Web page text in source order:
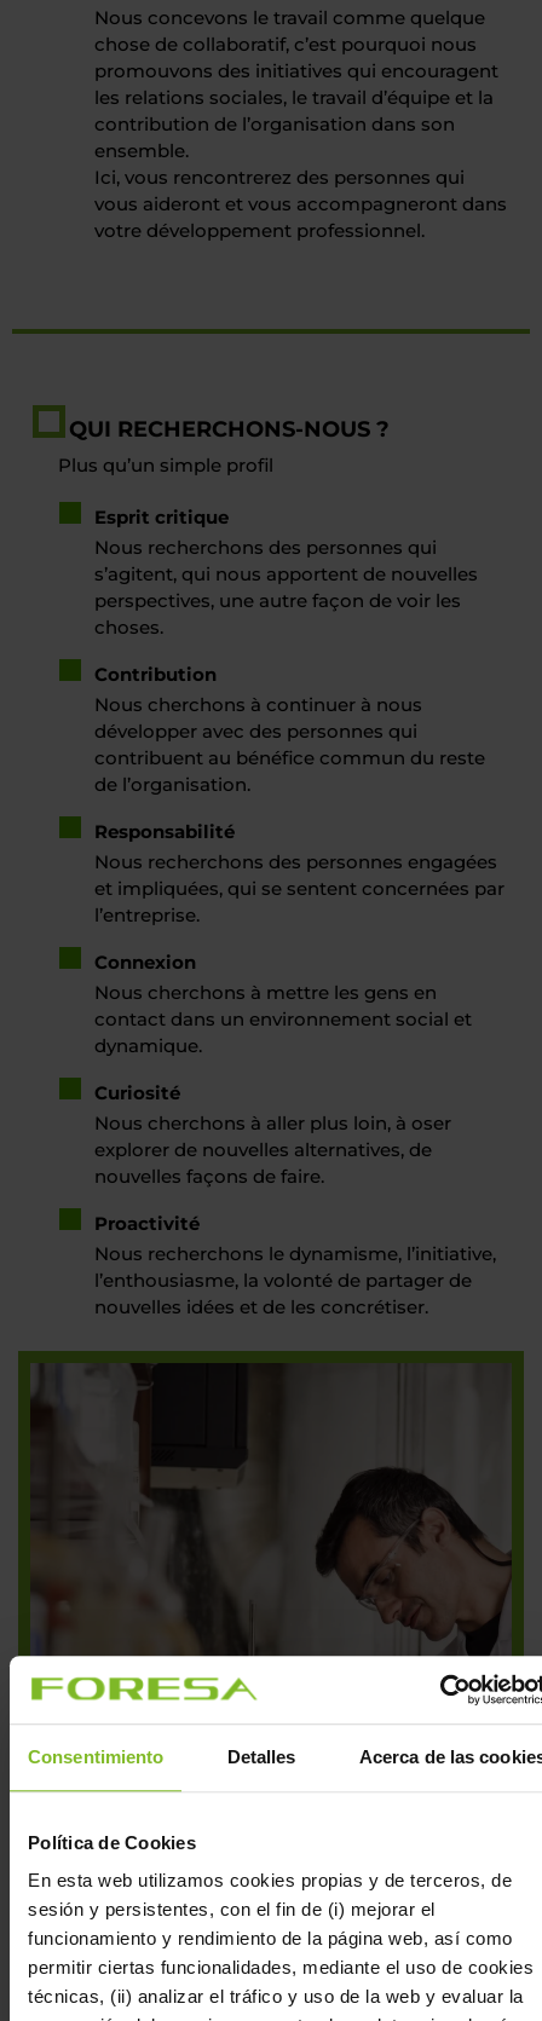
Consentimiento Detalles Acerca de las
Política de Cookies
En esta web utilizamos cookies propias y de terceros, de
sesión y persistentes, con el fin de (i) mejorar el
funcionamiento y rendimiento de la página web, así como
permitir ciertas funcionalidades, mediante el uso de cookies
técnicas, (ii) analizar el tráfico y uso de la web y evaluar la
Nous concevons le travail comme quelque
chose de collaboratif, c’est pourquoi nous
promouvons des initiatives qui encouragent
les relations sociales, le travail d’équipe et la
contribution de l’organisation dans son
ensemble.
Ici, vous rencontrerez des personnes qui
vous aideront et vous accompagneront dans
votre développement professionnel.
QUI RECHERCHONS-NOUS ?
Plus qu’un simple profil
Esprit critique
Nous recherchons des personnes qui
s’agitent, qui nous apportent de nouvelles
perspectives, une autre façon de voir les
choses.
Contribution
Nous cherchons à continuer à nous
développer avec des personnes qui
contribuent au bénéfice commun du reste
de l’organisation.
Responsabilité
Nous recherchons des personnes engagées
et impliquées, qui se sentent concernées par
l’entreprise.
Connexion
Nous cherchons à mettre les gens en
contact dans un environnement social et
dynamique.
Curiosité
Nous cherchons à aller plus loin, à oser
explorer de nouvelles alternatives, de
nouvelles façons de faire.
Proactivité
Nous recherchons le dynamisme, l’initiative,
l’enthousiasme, la volonté de partager de
nouvelles idées et de les concrétiser.